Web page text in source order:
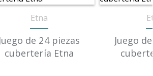
Etna
Juego de 24 piezas
cubertería Etna
Juego